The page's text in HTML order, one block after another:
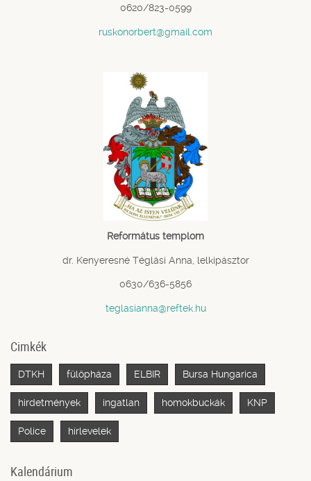
0620/823-0599
ruskonorbert@gmail.com
Református templom
dr. Kenyeresné Téglási Anna, lelkipásztor
0630/636-5856
teglasianna@reftek.hu
Cimkék
DTKH fülöpháza ELBIR Bursa Hungarica
hirdetmények ingatlan homokbuckák KNP
Police hírlevelek
Kalendárium